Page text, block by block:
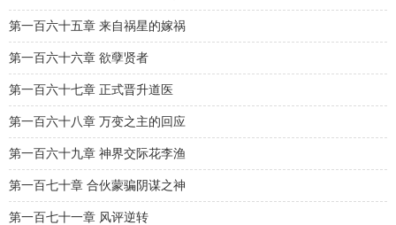
第一百六十五章 来自祸星的嫁祸
第一百六十六章 欲孽贤者
第一百六十七章 正式晋升道医
第一百六十八章 万变之主的回应
第一百六十九章 神界交际花李渔
第一百七十章 合伙蒙骗阴谋之神
第一百七十一章 风评逆转